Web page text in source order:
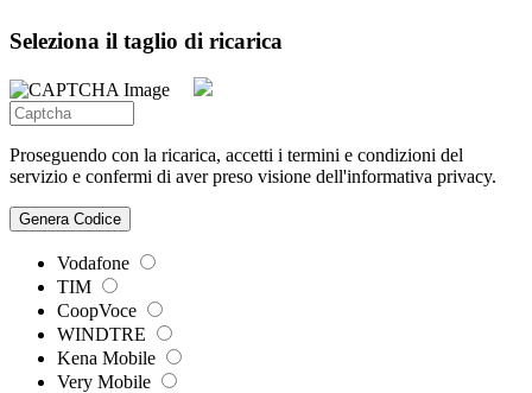
Seleziona il taglio di ricarica
Proseguendo con la ricarica, accetti i termini e condizioni del
servizio e confermi di aver preso visione dell'informativa privacy.
Genera Codice
Vodafone
TIM
CoopVoce
WINDTRE
Kena Mobile
Very Mobile